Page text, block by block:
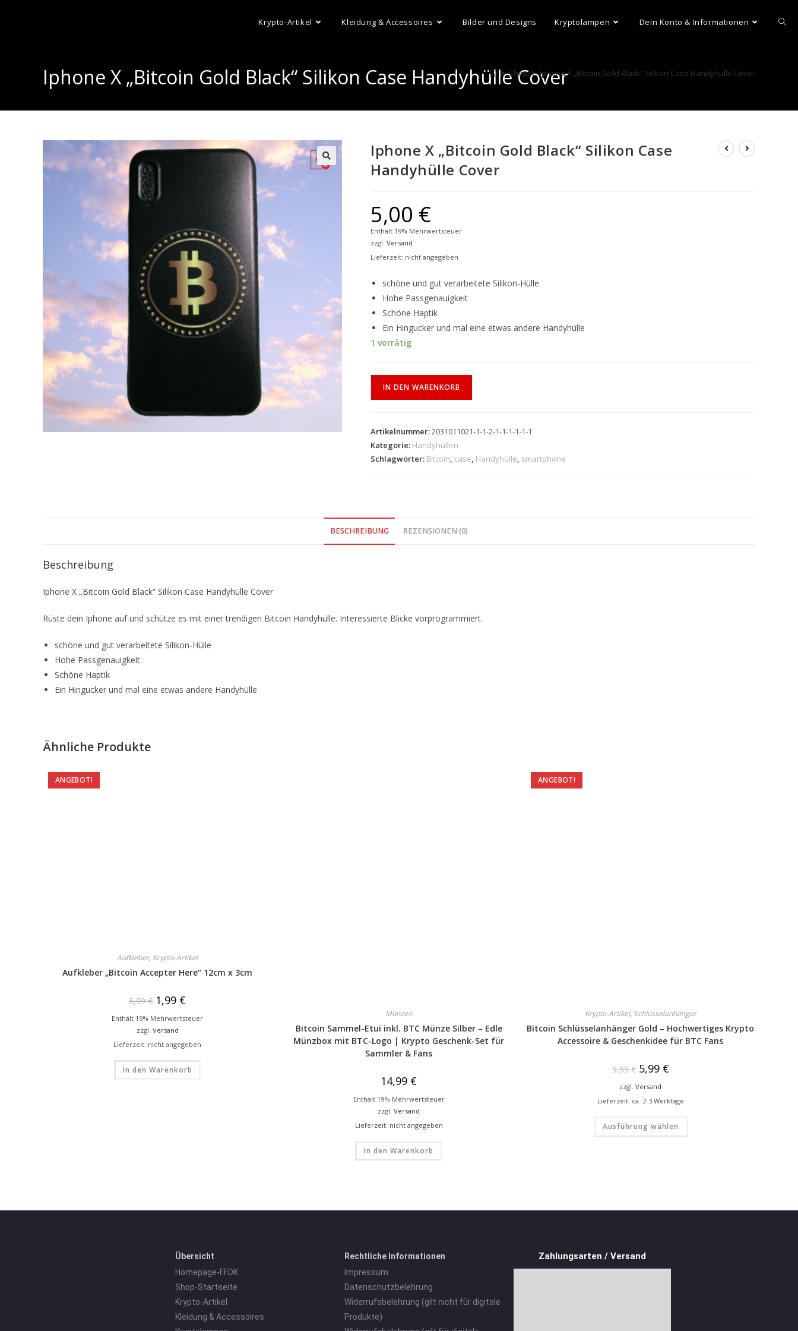
Krypto-Artikel Kleidung & Accessoires Bilder und Designs Kryptolampen Dein Konto & Informationen
Iphone X „Bitcoin Gold Black“ Silikon Case Handyhülle Cover
> Shop > Iphone X „Bitcoin Gold Black“ Silikon Case Handyhülle Cover
Iphone X „Bitcoin Gold Black“ Silikon Case
Handyhülle Cover
5,00 €
Enthält 19% Mehrwertsteuer
zzgl. Versand
Lieferzeit: nicht angegeben
schöne und gut verarbeitete Silikon-Hülle
Hohe Passgenauigkeit
Schöne Haptik
Ein Hingucker und mal eine etwas andere Handyhülle
1 vorrätig
IN DEN WARENKORB
Artikelnummer:2031011021-1-1-2-1-1-1-1-1-1
Kategorie: Handyhüllen
Schlagwörter: Bitcoin, case, Handyhülle, smartphone
BESCHREIBUNG REZENSIONEN (0)
Beschreibung
Iphone X „Bitcoin Gold Black“ Silikon Case Handyhülle Cover
Rüste dein Iphone auf und schütze es mit einer trendigen Bitcoin Handyhülle. Interessierte Blicke vorprogrammiert.
schöne und gut verarbeitete Silikon-Hülle
Hohe Passgenauigkeit
Schöne Haptik
Ein Hingucker und mal eine etwas andere Handyhülle
Ähnliche Produkte
ANGEBOT!
Aufkleber, Krypto-Artikel
Aufkleber „Bitcoin Accepter Here“ 12cm x 3cm
5,99€ 1,99 €
Enthält 19% Mehrwertsteuer
zzgl. Versand
Lieferzeit: nicht angegeben
In den Warenkorb
Münzen
Bitcoin Sammel-Etui inkl. BTC Münze Silber – Edle
Münzbox mit BTC-Logo | Krypto Geschenk-Set für
Sammler & Fans
14,99 €
Enthält 19% Mehrwertsteuer
zzgl.Versand
Lieferzeit: nicht angegeben
In den Warenkorb
ANGEBOT!
Krypto-Artikel, Schlüsselanhänger
Bitcoin Schlüsselanhänger Gold – Hochwertiges Krypto
Accessoire & Geschenkidee für BTC Fans
9,99€ 5,99 €
zzgl.Versand
Lieferzeit: ca. 2-3 Werktage
Ausführung wählen
Übersicht
Homepage-FFDK
Shop-Startseite
Krypto-Artikel
Kleidung & Accessoires
Rechtliche Informationen
Impressum
Datenschutzbelehrung
Widerrufsbelehrung (gilt nicht für digitale
Produkte)
Zahlungsarten / Versand